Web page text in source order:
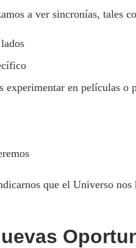
a ver sincronías, tales
experimentar en películas o
que el Universo nos